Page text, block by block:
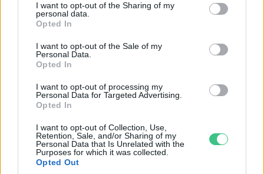
I want to opt-out of the Sharing of my
personal data.
Opted In
I want to opt-out of the Sale of my
Personal Data.
Opted In
I want to opt-out of processing my
Personal Data for Targeted Advertising.
Opted In
I want to opt-out of Collection, Use,
Retention, Sale, and/or Sharing of my
Personal Data that Is Unrelated with the
Purposes for which it was collected.
Opted Out
Szerezzünk be
rönkdarabokat
Ha nem vagyunk olyan szerencsések, hogy
kertünk készen kínálja az említett természet
adta lehetőséget, akkor sem érdemes feladni,
mert mesterségesen is kialakíthatunk
értékes, holtfás élőhelyeket. Ha a környéken